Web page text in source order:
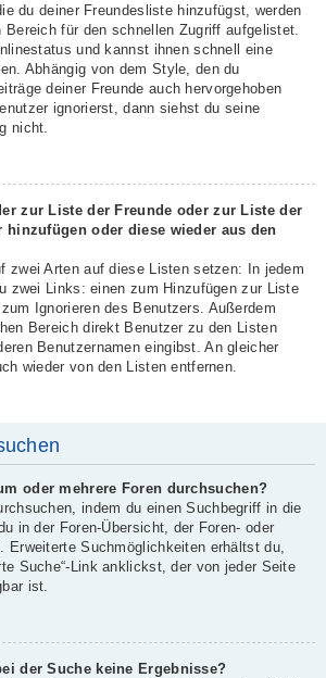
du deiner Freundesliste hinzufügst, werden
Bereich für den schnellen Zugriff aufgelistet.
und kannst ihnen schnell eine
Abhängig von dem Style, den du
deiner Freunde auch hervorgehoben
ignorierst, dann siehst du seine
nicht.
zur Liste der Freunde oder zur Liste der
oder diese wieder aus den
zwei Arten auf diese Listen setzen: In jedem
zwei Links: einen zum Hinzufügen zur Liste
Ignorieren des Benutzers. Außerdem
Bereich direkt Benutzer zu den Listen
Benutzernamen eingibst. An gleicher
wieder von den Listen entfernen.
oder mehrere Foren durchsuchen?
indem du einen Suchbegriff in die
in der Foren-Übersicht, der Foren- oder
Erweiterte Suchmöglichkeiten erhältst du,
Suche“-Link anklickst, der von jeder Seite
ist.
der Suche keine Ergebnisse?